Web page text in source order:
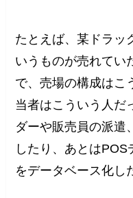
たとえば、某ドラッ
いうものが売れてい
で、売場の構成はこ
当者はこういう人だ
ダーや販売員の派遣
したり、あとは
をデータベース化し